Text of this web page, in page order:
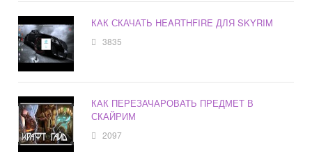
КАК СКАЧАТЬ HEARTHFIRE ДЛЯ SKYRIM
3835
КАК ПЕРЕЗАЧАРОВАТЬ ПРЕДМЕТ В
СКАЙРИМ
2097